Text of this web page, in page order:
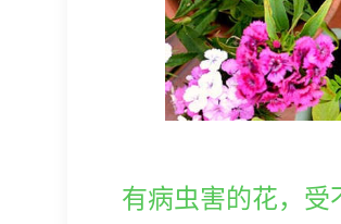
有病虫害的花，受